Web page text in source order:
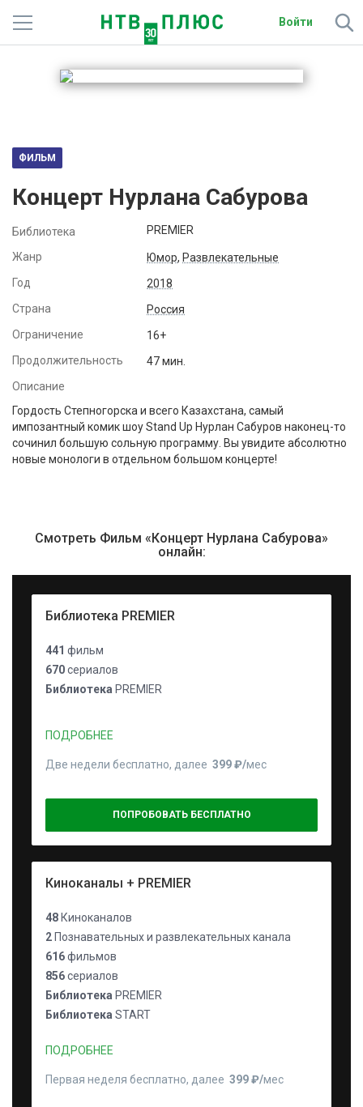
Войти
Телеканалы
Спутниковым абонентам
О сайте
Активировать промокод
ФИЛЬМ
Концерт Нурлана Сабурова
Библиотека PREMIER
Жанр Юмор, Развлекательные
Год
2018
Страна
Россия
Ограничение
16+
Продолжительность
47 мин.
Описание
Гордость Степногорска и всего Казахстана, самый
импозантный комик шоу Stand Up Нурлан Сабуров наконец-то
сочинил большую сольную программу. Вы увидите абсолютно
новые монологи в отдельном большом концерте!
Смотреть Фильм «Концерт Нурлана Сабурова»
онлайн:
Библиотека PREMIER
441 фильм
670сериалов
Библиотека PREMIER
ПОДРОБНЕЕ
Две недели бесплатно, далее 399 ₽⁠/⁠мес
ПОПРОБОВАТЬ БЕСПЛАТНО
Киноканалы + PREMIER
48 Киноканалов
2 Познавательных и развлекательных канала
616фильмов
856сериалов
Библиотека PREMIER
Библиотека START
ПОДРОБНЕЕ
Первая неделя бесплатно, далее 399 ₽⁠/⁠мес